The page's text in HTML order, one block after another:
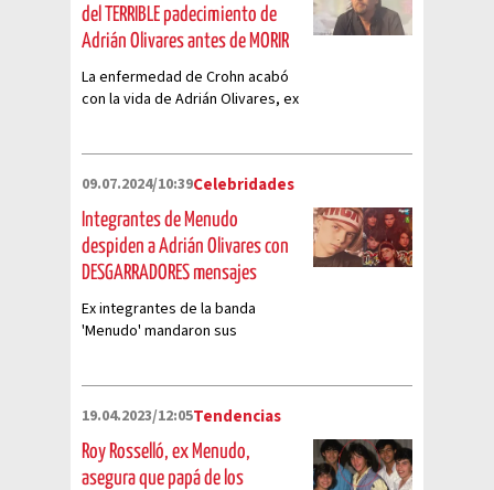
del TERRIBLE padecimiento de
Adrián Olivares antes de MORIR
La enfermedad de Crohn acabó
con la vida de Adrián Olivares, ex
09.07.2024/10:39Celebridades
Integrantes de Menudo
despiden a Adrián Olivares con
DESGARRADORES mensajes
Ex integrantes de la banda
'Menudo' mandaron sus
19.04.2023/12:05Tendencias
Roy Rosselló, ex Menudo,
asegura que papá de los